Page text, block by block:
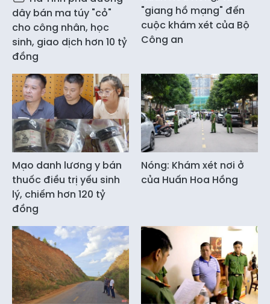
dây bán ma túy "cỏ"
cho công nhân, học
sinh, giao dịch hơn 10 tỷ
đồng
"giang hồ mạng" đến
cuộc khám xét của Bộ
Công an
Mạo danh lương y bán
thuốc điều trị yếu sinh
lý, chiếm hơn 120 tỷ
đồng
Nóng: Khám xét nơi ở
của Huấn Hoa Hồng